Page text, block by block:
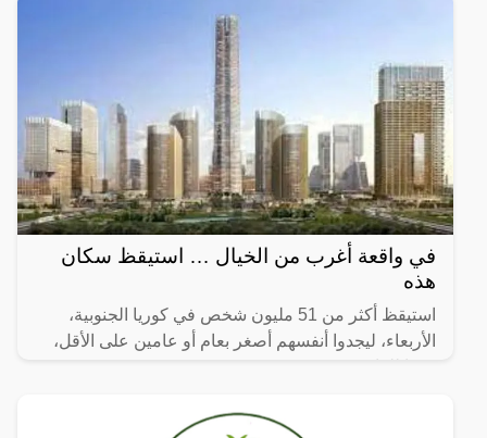
في واقعة أغرب من الخيال … استيقظ سكان
هذه
استيقظ أكثر من 51 مليون شخص في كوريا الجنوبية،
الأربعاء، ليجدوا أنفسهم أصغر بعام أو عامين على الأقل،